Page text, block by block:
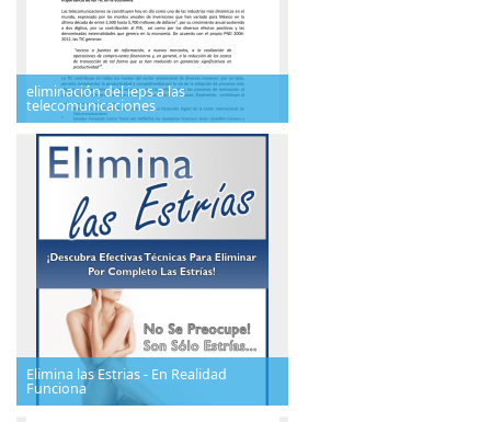
eliminación del ieps a las
telecomunicaciones
Elimina las Estrias - En Realidad
Funciona